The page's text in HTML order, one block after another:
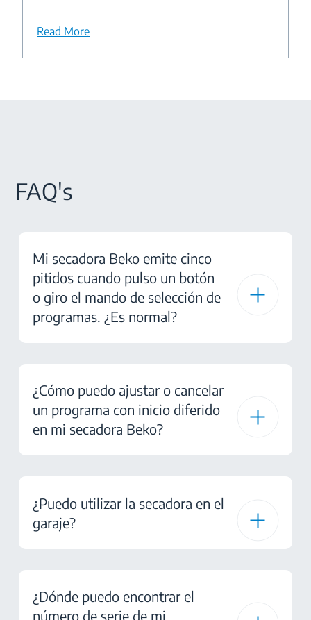
Read More
FAQ's
Mi secadora Beko emite cinco
pitidos cuando pulso un botón
o giro el mando de selección de
programas. ¿Es normal?
¿Cómo puedo ajustar o cancelar
un programa con inicio diferido
en mi secadora Beko?
¿Puedo utilizar la secadora en el
garaje?
¿Dónde puedo encontrar el
número de serie de mi